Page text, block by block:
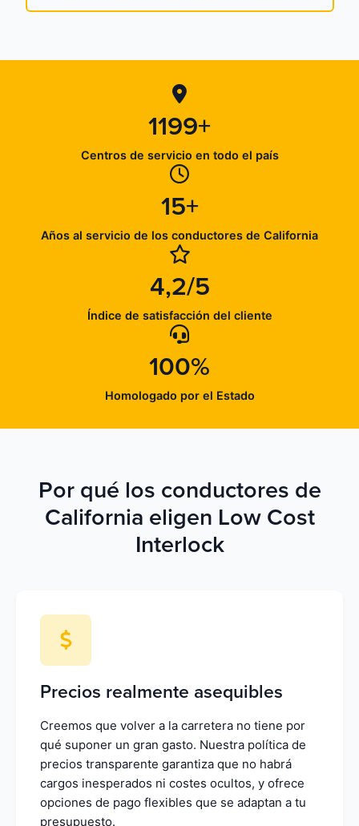
1199+
Centros de servicio en todo el país
15+
Años al servicio de los conductores de California
4,2/5
Índice de satisfacción del cliente
100%
Homologado por el Estado
Por qué los conductores de
California eligen Low Cost
Interlock
Precios realmente asequibles
Creemos que volver a la carretera no tiene por
qué suponer un gran gasto. Nuestra política de
precios transparente garantiza que no habrá
cargos inesperados ni costes ocultos, y ofrece
opciones de pago flexibles que se adaptan a tu
presupuesto.